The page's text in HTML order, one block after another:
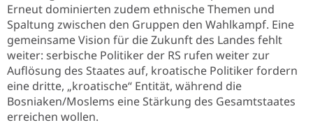
Erneut dominierten zudem ethnische Themen und
Spaltung zwischen den Gruppen den Wahlkampf. Eine
gemeinsame Vision für die Zukunft des Landes fehlt
weiter: serbische Politiker der RS rufen weiter zur
Auflösung des Staates auf, kroatische Politiker fordern
eine dritte, „kroatische“ Entität, während die
Bosniaken/Moslems eine Stärkung des Gesamtstaates
erreichen wollen.